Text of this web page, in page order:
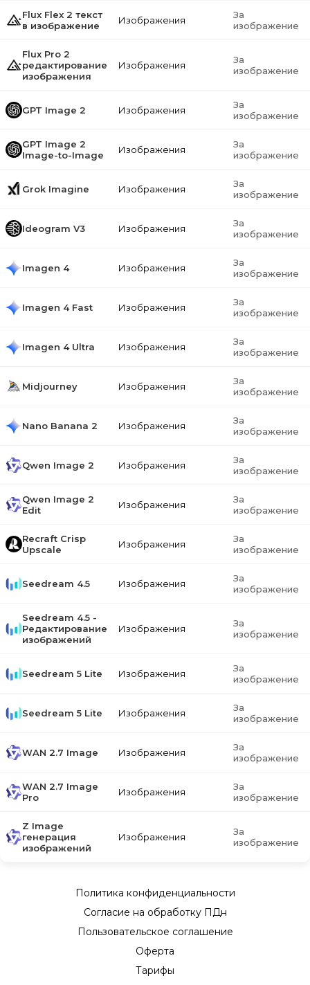
Flux Flex 2 текст
в изображение
Изображения
За
изображение
Flux Pro 2
редактирование
изображения
Изображения
За
изображение
GPT Image 2 Изображения
За
изображение
GPT Image 2
Image-to-Image
Изображения
За
изображение
Grok Imagine Изображения
За
изображение
Ideogram V3 Изображения
За
изображение
Imagen 4 Изображения
За
изображение
Imagen 4 Fast Изображения
За
изображение
Imagen 4 Ultra Изображения
За
изображение
Midjourney Изображения
За
изображение
Nano Banana 2 Изображения
За
изображение
Qwen Image 2 Изображения
За
изображение
Qwen Image 2
Edit
Изображения
За
изображение
Recraft Crisp
Upscale
Изображения
За
изображение
Seedream 4.5 Изображения
За
изображение
Seedream 4.5 -
Редактирование
изображений
Изображения
За
изображение
Seedream 5 Lite Изображения
За
изображение
Seedream 5 Lite Изображения
За
изображение
WAN 2.7 Image Изображения
За
изображение
WAN 2.7 Image
Pro
Изображения
За
изображение
Z Image
генерация
изображений
Изображения
За
изображение
Политика конфиденциальности
Согласие на обработку ПДн
Пользовательское соглашение
Оферта
Тарифы